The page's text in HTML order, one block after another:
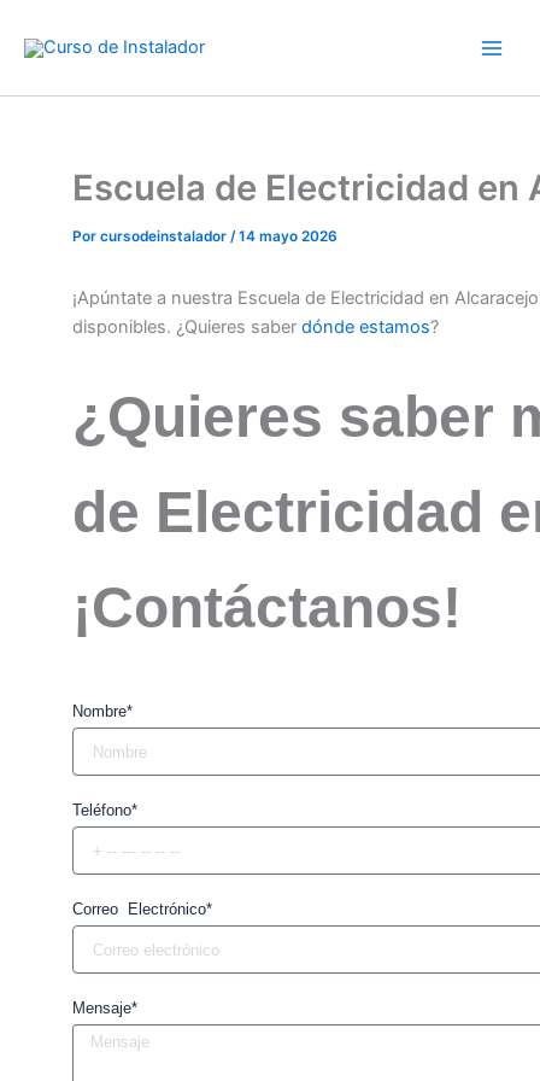
Escuela de Electricidad en
Por cursodeinstalador /14 mayo 2026
¡Apúntate a nuestra Escuela de Electricidad en
disponibles. ¿Quieres saber dónde estamos?
¿Quieres saber
de Electricidad
¡Contáctanos!
Nombre*
Teléfono*
Correo Electrónico*
Mensaje*